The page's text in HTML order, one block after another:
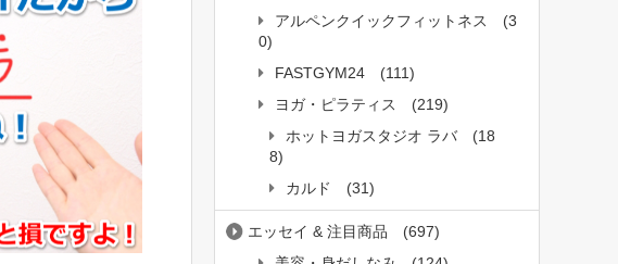
アルペンクイックフィットネス
(3
0)
FASTGYM24
(111)
ヨガ・ピラティス
(219)
ホットヨガスタジオ ラバ
(18
8)
カルド
(31)
エッセイ & 注目商品
(697)